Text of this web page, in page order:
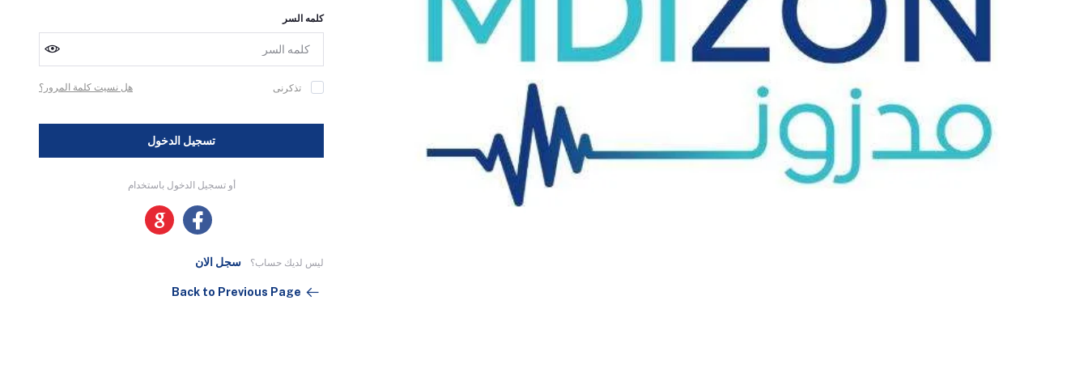
كلمه السر
تذكرنى هل نسيت كلمة المرور؟
تسجيل الدخول
أو تسجيل الدخول باستخدام
ليس لديك حساب؟ سجل الان
Back to Previous Page